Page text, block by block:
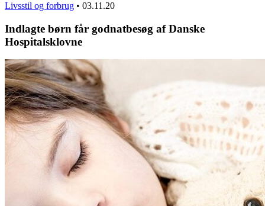
Livsstil og forbrug • 03.11.20
Indlagte børn får godnatbesøg af Danske
Hospitalsklovne